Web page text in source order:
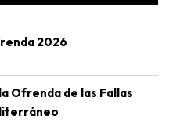
2026
Ofrenda de las Fallas